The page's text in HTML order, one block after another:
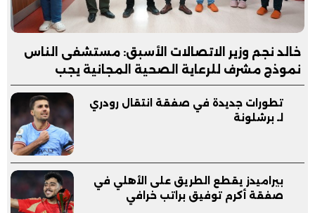
خالد نجم وزير الاتصالات الأسبق: مستشفى الناس
نموذج مشرف للرعاية الصحية المجانية يجب
مساندته
تطورات جديدة في صفقة انتقال رودري
لـ برشلونة
بيراميدز يقطع الطريق على الأهلي في
صفقة أكرم توفيق براتب خرافي